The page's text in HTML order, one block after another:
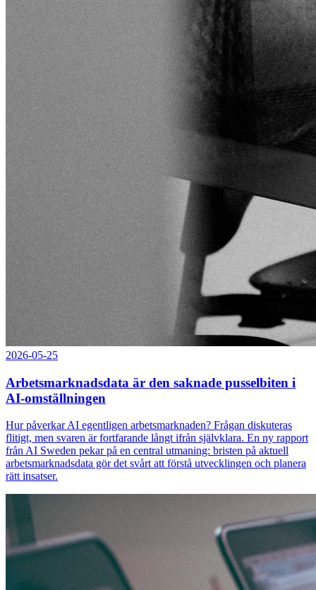
2026-05-25
Arbetsmarknadsdata är den saknade pusselbiten i
AI-omställningen
Hur påverkar AI egentligen arbetsmarknaden? Frågan diskuteras
flitigt, men svaren är fortfarande långt ifrån självklara. En ny rapport
från AI Sweden pekar på en central utmaning: bristen på aktuell
arbetsmarknadsdata gör det svårt att förstå utvecklingen och planera
rätt insatser.